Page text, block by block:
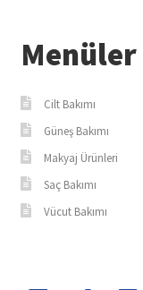
Menüler
Cilt Bakımı
Güneş Bakımı
Makyaj Ürünleri
Saç Bakımı
Vücut Bakımı